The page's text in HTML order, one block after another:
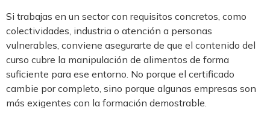
Si trabajas en un sector con requisitos concretos, como
colectividades, industria o atención a personas
vulnerables, conviene asegurarte de que el contenido del
curso cubre la manipulación de alimentos de forma
suficiente para ese entorno. No porque el certificado
cambie por completo, sino porque algunas empresas son
más exigentes con la formación demostrable.